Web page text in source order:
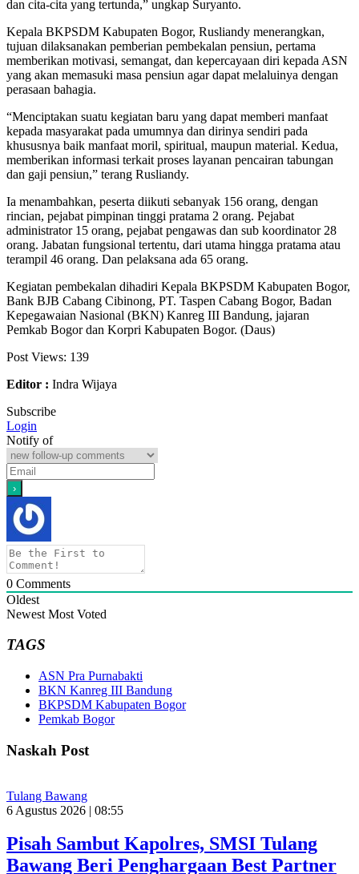
dan cita-cita yang tertunda,” ungkap Suryanto.
Kepala BKPSDM Kabupaten Bogor, Rusliandy menerangkan,
tujuan dilaksanakan pemberian pembekalan pensiun, pertama
memberikan motivasi, semangat, dan kepercayaan diri kepada ASN
yang akan memasuki masa pensiun agar dapat melaluinya dengan
perasaan bahagia.
“Menciptakan suatu kegiatan baru yang dapat memberi manfaat
kepada masyarakat pada umumnya dan dirinya sendiri pada
khususnya baik manfaat moril, spiritual, maupun material. Kedua,
memberikan informasi terkait proses layanan pencairan tabungan
dan gaji pensiun,” terang Rusliandy.
Ia menambahkan, peserta diikuti sebanyak 156 orang, dengan
rincian, pejabat pimpinan tinggi pratama 2 orang. Pejabat
administrator 15 orang, pejabat pengawas dan sub koordinator 28
orang. Jabatan fungsional tertentu, dari utama hingga pratama atau
terampil 46 orang. Dan pelaksana ada 65 orang.
Kegiatan pembekalan dihadiri Kepala BKPSDM Kabupaten Bogor,
Bank BJB Cabang Cibinong, PT. Taspen Cabang Bogor, Badan
Kepegawaian Nasional (BKN) Kanreg III Bandung, jajaran
Pemkab Bogor dan Korpri Kabupaten Bogor. (Daus)
Post Views: 139
Editor : Indra Wijaya
Subscribe
Login
Notify of
0 Comments
Oldest
Newest Most Voted
TAGS
ASN Pra Purnabakti
BKN Kanreg III Bandung
BKPSDM Kabupaten Bogor
Pemkab Bogor
Naskah Post
Tulang Bawang
6 Agustus 2026 | 08:55
Pisah Sambut Kapolres, SMSI Tulang
Bawang Beri Penghargaan Best Partner